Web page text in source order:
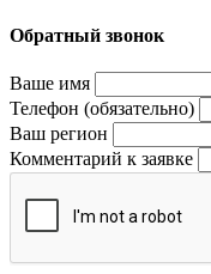
Обратный звонок
Ваше имя
Телефон (обязательно)
Ваш регион
Комментарий к заявке